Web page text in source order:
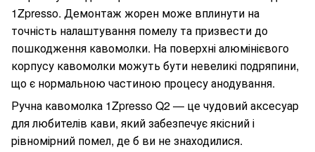
1Zpresso. Демонтаж жорен може вплинути на
точність налаштування помелу та призвести до
пошкодження кавомолки. На поверхні алюмінієвого
корпусу кавомолки можуть бути невеликі подряпини,
що є нормальною частиною процесу анодування.
Ручна кавомолка 1Zpresso Q2 — це чудовий аксесуар
для любителів кави, який забезпечує якісний і
рівномірний помел, де б ви не знаходилися.